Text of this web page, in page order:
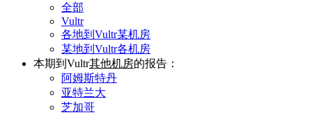
全部
Vultr
各地到Vultr某机房
某地到Vultr各机房
本期到Vultr其他机房的报告：
阿姆斯特丹
亚特兰大
芝加哥